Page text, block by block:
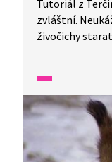
Tutoriál z
zvláštní.
živočichy